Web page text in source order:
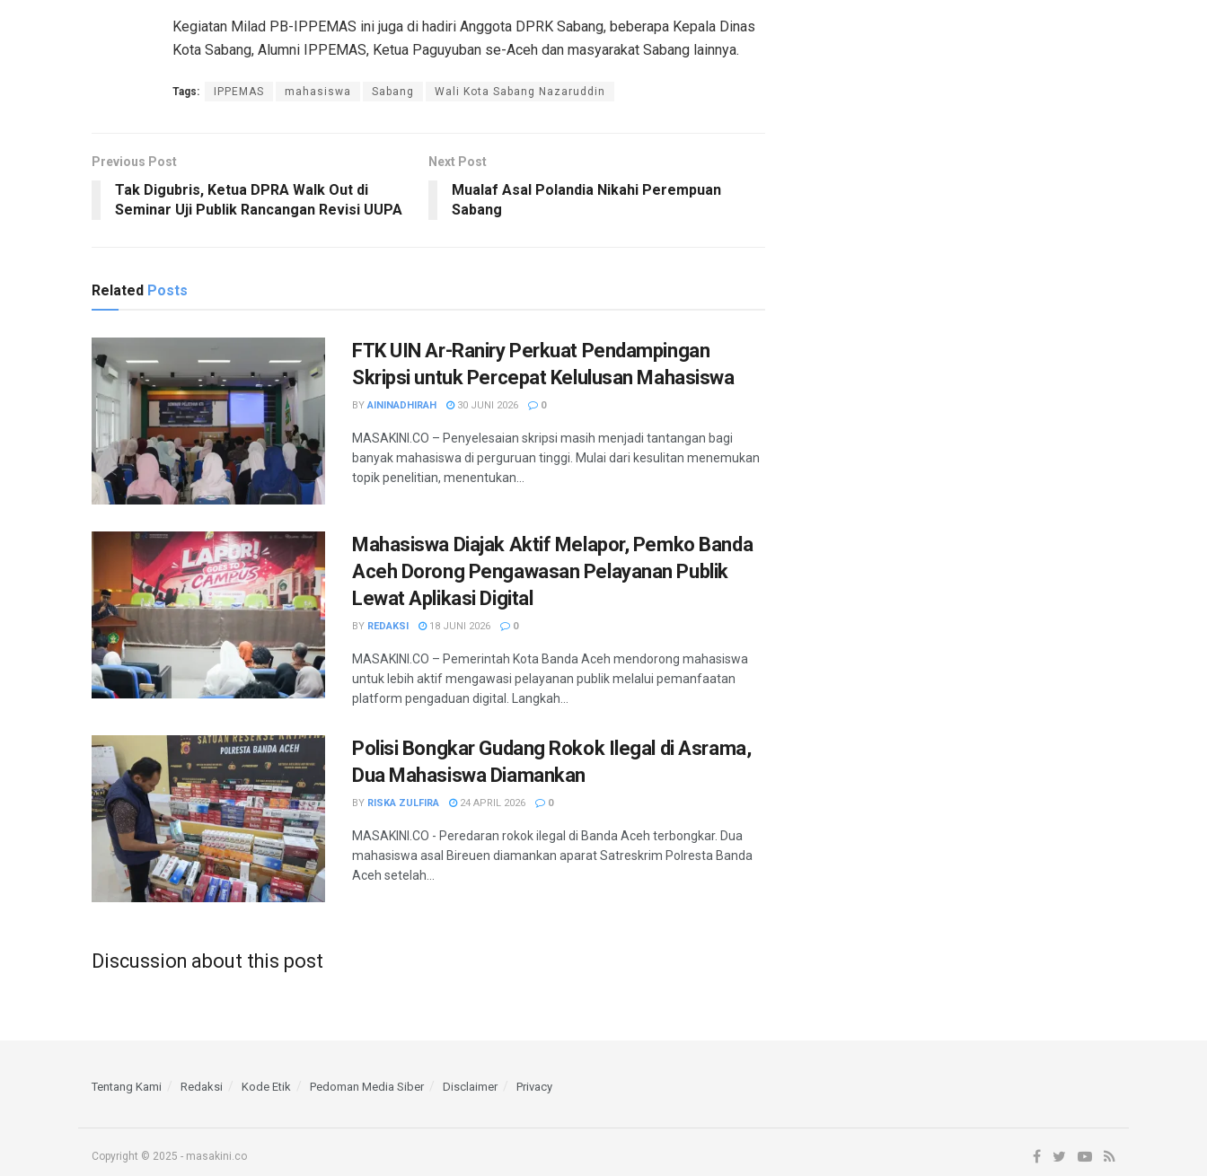
Kegiatan Milad PB-IPPEMAS ini juga di hadiri Anggota DPRK Sabang, beberapa Kepala Dinas
Kota Sabang, Alumni IPPEMAS, Ketua Paguyuban se-Aceh dan masyarakat Sabang lainnya.
Tags: IPPEMAS mahasiswa Sabang Wali Kota Sabang Nazaruddin
Previous Post
Tak Digubris, Ketua DPRA Walk Out di
Seminar Uji Publik Rancangan Revisi UUPA
Next Post
Mualaf Asal Polandia Nikahi Perempuan
Sabang
Related Posts
FTK UIN Ar-Raniry Perkuat Pendampingan
Skripsi untuk Percepat Kelulusan Mahasiswa
BY AININADHIRAH 30 JUNI 2026 0
MASAKINI.CO – Penyelesaian skripsi masih menjadi tantangan bagi
banyak mahasiswa di perguruan tinggi. Mulai dari kesulitan menemukan
topik penelitian, menentukan...
Mahasiswa Diajak Aktif Melapor, Pemko Banda
Aceh Dorong Pengawasan Pelayanan Publik
Lewat Aplikasi Digital
BY REDAKSI 18 JUNI 2026 0
MASAKINI.CO – Pemerintah Kota Banda Aceh mendorong mahasiswa
untuk lebih aktif mengawasi pelayanan publik melalui pemanfaatan
platform pengaduan digital. Langkah...
Polisi Bongkar Gudang Rokok Ilegal di Asrama,
Dua Mahasiswa Diamankan
BY RISKA ZULFIRA 24 APRIL 2026 0
MASAKINI.CO - Peredaran rokok ilegal di Banda Aceh terbongkar. Dua
mahasiswa asal Bireuen diamankan aparat Satreskrim Polresta Banda
Aceh setelah...
Discussion about this post
Tentang Kami Redaksi Kode Etik Pedoman Media Siber Disclaimer Privacy
Copyright © 2025 - masakini.co